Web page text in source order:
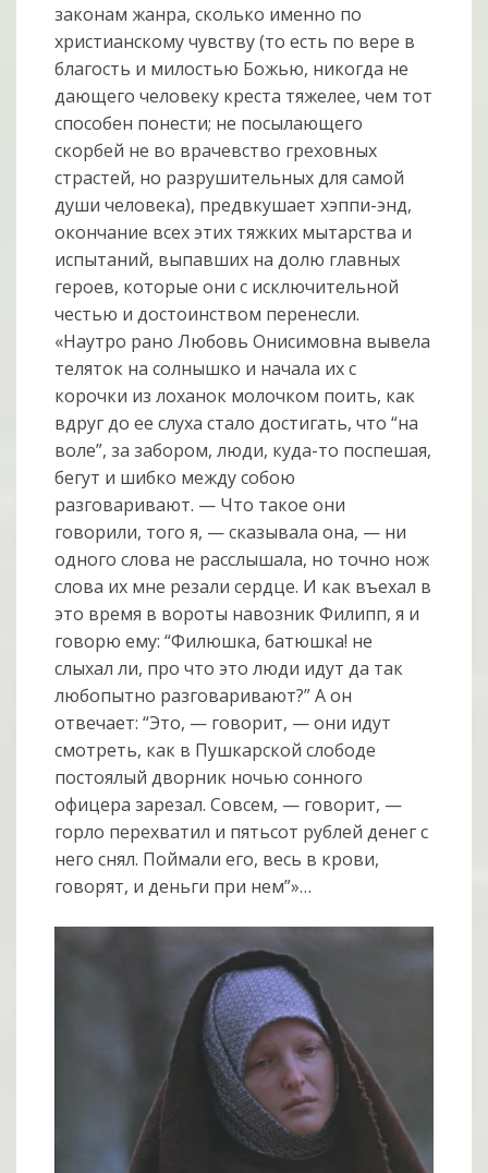
законам жанра, сколько именно по
христианскому чувству (то есть по вере в
благость и милостью Божью, никогда не
дающего человеку креста тяжелее, чем тот
способен понести; не посылающего
скорбей не во врачевство греховных
страстей, но разрушительных для самой
души человека), предвкушает хэппи-энд,
окончание всех этих тяжких мытарства и
испытаний, выпавших на долю главных
героев, которые они с исключительной
честью и достоинством перенесли.
«Наутро рано Любовь Онисимовна вывела
теляток на солнышко и начала их с
корочки из лоханок молочком поить, как
вдруг до ее слуха стало достигать, что “на
воле”, за забором, люди, куда-то поспешая,
бегут и шибко между собою
разговаривают. — Что такое они
говорили, того я, — сказывала она, — ни
одного слова не расслышала, но точно нож
слова их мне резали сердце. И как въехал в
это время в вороты навозник Филипп, я и
говорю ему: “Филюшка, батюшка! не
слыхал ли, про что это люди идут да так
любопытно разговаривают?” А он
отвечает: “Это, — говорит, — они идут
смотреть, как в Пушкарской слободе
постоялый дворник ночью сонного
офицера зарезал. Совсем, — говорит, —
горло перехватил и пятьсот рублей денег с
него снял. Поймали его, весь в крови,
говорят, и деньги при нем”»…